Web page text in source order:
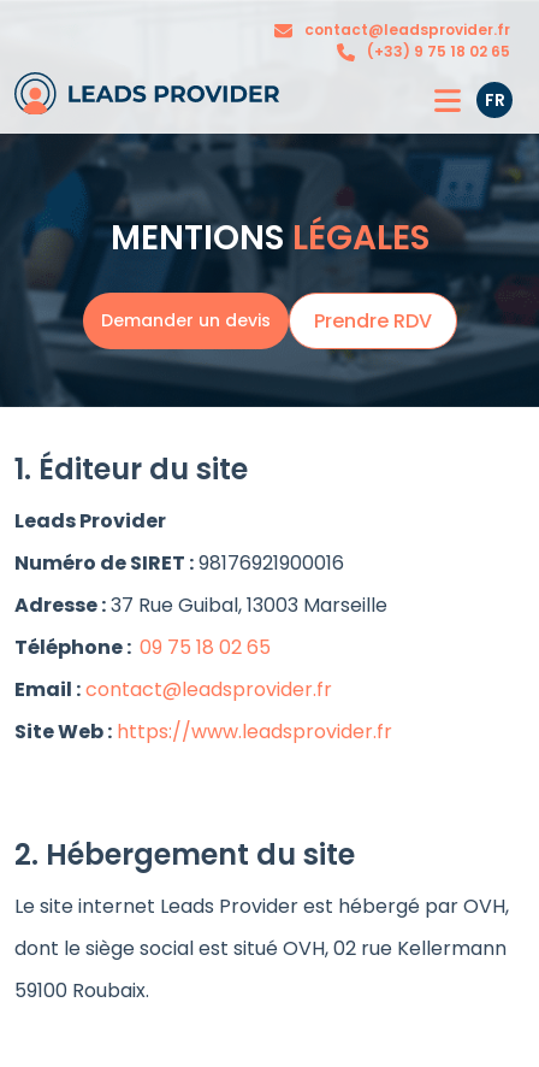
contact@leadsprovider.fr
(+33) 9 75 18 02 65
L’agence
Nos
solutions
FR
MENTIONS LÉGALES
Demander un devis Prendre RDV
1. Éditeur du site
Leads Provider
Numéro de SIRET :98176921900016
Adresse :37 Rue Guibal, 13003 Marseille
Téléphone : 09 75 18 02 65
Email :contact@leadsprovider.fr
Site Web : https://www.leadsprovider.fr
2. Hébergement du site
Le site internet Leads Provider est hébergé par OVH,
dont le siège social est situé OVH, 02 rue Kellermann
59100 Roubaix.